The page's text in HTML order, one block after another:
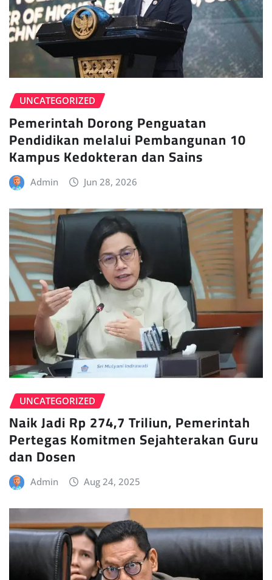
UNCATEGORIZED
Pemerintah Dorong Penguatan
Pendidikan melalui Pembangunan 10
Kampus Kedokteran dan Sains
Admin Jun 28, 2026
UNCATEGORIZED
Naik Jadi Rp 274,7 Triliun, Pemerintah
Pertegas Komitmen Sejahterakan Guru
dan Dosen
Admin Aug 24, 2025